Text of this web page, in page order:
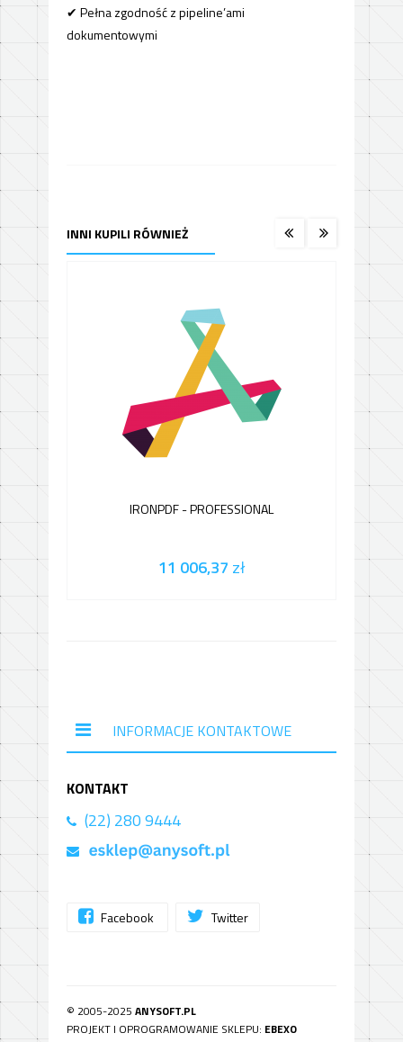
✔ Pełna zgodność z pipeline’ami
dokumentowymi
INNI KUPILI RÓWNIEŻ
IRONPDF - PROFESSIONAL
11 006,37 zł
INFORMACJE KONTAKTOWE
KONTAKT
(22) 280 9444
Facebook Twitter
© 2005-2025 ANYSOFT.PL
PROJEKT I OPROGRAMOWANIE SKLEPU: EBEXO